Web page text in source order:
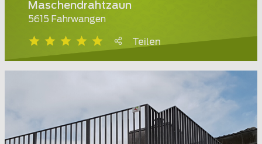
Maschendrahtzaun
5615 Fahrwangen
Teilen